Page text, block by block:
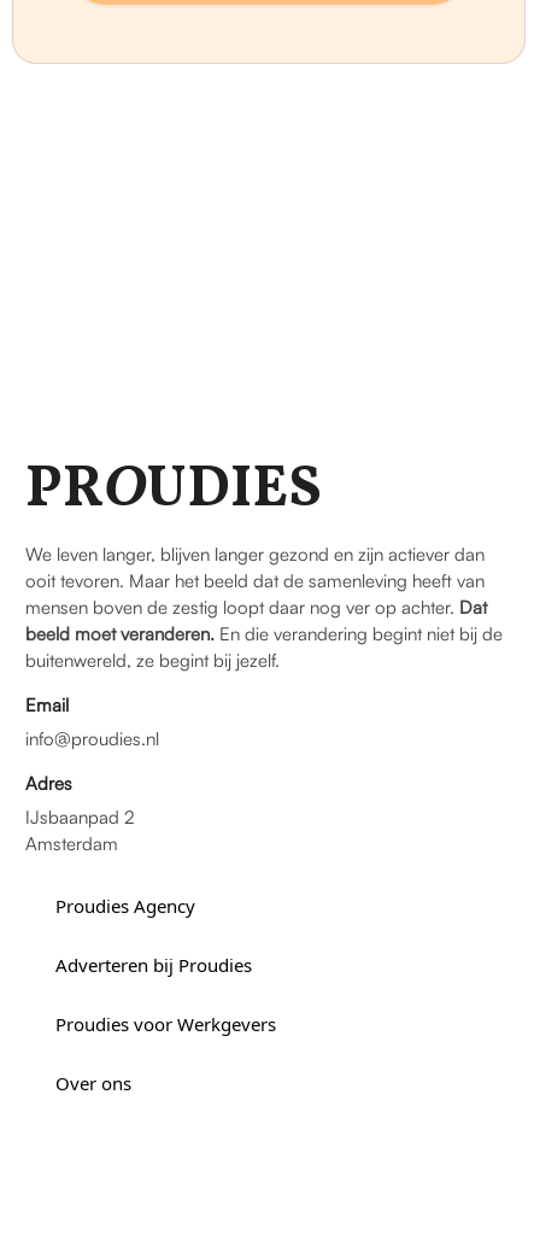
PROUDIES
We leven langer, blijven langer gezond en zijn actiever dan
ooit tevoren. Maar het beeld dat de samenleving heeft van
mensen boven de zestig loopt daar nog ver op achter. Dat
beeld moet veranderen. En die verandering begint niet bij de
buitenwereld, ze begint bij jezelf.
Email
info@proudies.nl
Adres
IJsbaanpad 2
Amsterdam
Proudies Agency
Adverteren bij Proudies
Proudies voor Werkgevers
Over ons